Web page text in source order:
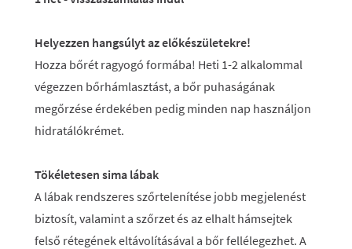
Helyezzen hangsúlyt az előkészületekre!
Hozza bőrét ragyogó formába! Heti 1-2 alkalommal
végezzen bőrhámlasztást, a bőr puhaságának
megőrzése érdekében pedig minden nap használjon
hidratálókrémet.
Tökéletesen sima lábak
A lábak rendszeres szőrtelenítése jobb megjelenést
biztosít, valamint a szőrzet és az elhalt hámsejtek
felső rétegének eltávolításával a bőr fellélegezhet. A